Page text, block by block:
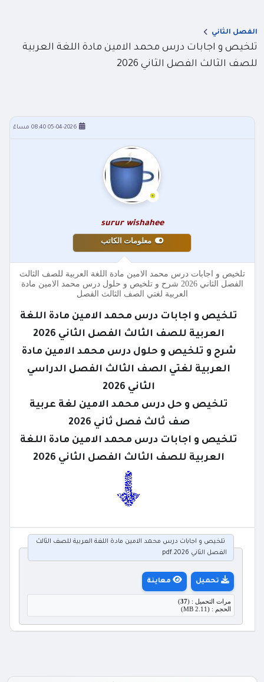
الفصل الثاني
تلخيص و اجابات درس محمد الامين مادة اللغة العربية
للصف الثالث الفصل الثاني 2026
05-04-2026 08:40 مساءً
surur wishahee
معلومات الكاتب
تلخيص و اجابات درس محمد الامين مادة اللغة العربية للصف الثالث
الفصل الثاني 2026 شرح و تلخيص و حلول درس محمد الامين مادة
العربية لغتي الصف الثالث الفصل
تلخيص و اجابات درس محمد الامين مادة اللغة
العربية للصف الثالث الفصل الثاني 2026
شرح و تلخيص و حلول درس محمد الامين مادة
العربية لغتي الصف الثالث الفصل الدراسي
الثاني 2026
تلخيص و حل درس محمد الامين لغة عربية
صف ثالث فصل ثاني 2026
تلخيص و اجابات درس محمد الامين مادة اللغة
العربية للصف الثالث الفصل الثاني 2026
تلخيص و اجابات درس محمد الامين مادة اللغة العربية للصف الثالث
الفصل الثاني 2026.pdf
تحميل معاينة
مرات التحميل : (37
)
الحجم : (2.11 MB)